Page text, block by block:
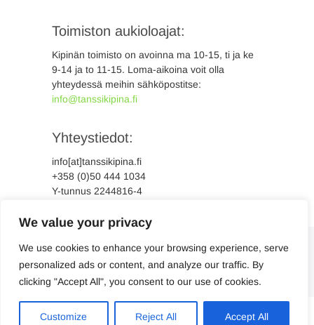
We value your privacy
We use cookies to enhance your browsing experience, serve
personalized ads or content, and analyze our traffic. By
clicking "Accept All", you consent to our use of cookies.
Customize Reject All Accept All
Toimiston aukioloajat:
Kipinän toimisto on avoinna ma 10-15, ti ja ke
9-14 ja to 11-15. Loma-aikoina voit olla
yhteydessä meihin sähköpostitse:
info@tanssikipina.fi
Yhteystiedot:
info[at]tanssikipina.fi
+358 (0)50 444 1034
Y-tunnus 2244816-4
Suomi Svenska